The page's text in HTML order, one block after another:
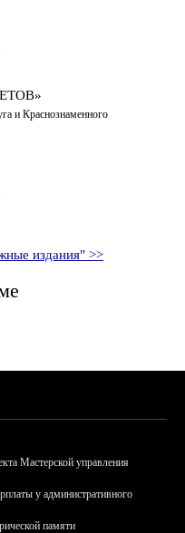
и Краснознаменного
издания" >>
Мастерской управления
у административного
памяти